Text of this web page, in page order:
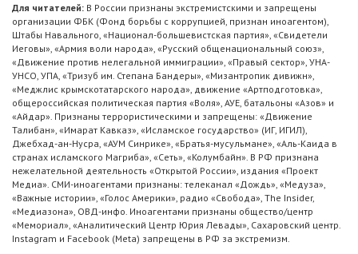
Для читателей: В России признаны экстремистскими и запрещены
организации ФБК (Фонд борьбы с коррупцией, признан иноагентом),
Штабы Навального, «Национал-большевистская партия», «Свидетели
Иеговы», «Армия воли народа», «Русский общенациональный союз»,
«Движение против нелегальной иммиграции», «Правый сектор», УНА-
УНСО, УПА, «Тризуб им. Степана Бандеры», «Мизантропик дивижн»,
«Меджлис крымскотатарского народа», движение «Артподготовка»,
общероссийская политическая партия «Воля», АУЕ, батальоны «Азов» и
«Айдар». Признаны террористическими и запрещены: «Движение
Талибан», «Имарат Кавказ», «Исламское государство» (ИГ, ИГИЛ),
Джебхад-ан-Нусра, «АУМ Синрике», «Братья-мусульмане», «Аль-Каида в
странах исламского Магриба», «Сеть», «Колумбайн». В РФ признана
нежелательной деятельность «Открытой России», издания «Проект
Медиа». СМИ-иноагентами признаны: телеканал «Дождь», «Медуза»,
«Важные истории», «Голос Америки», радио «Свобода», The Insider,
«Медиазона», ОВД-инфо. Иноагентами признаны общество/центр
«Мемориал», «Аналитический Центр Юрия Левады», Сахаровский центр.
Instagram и Facebook (Metа) запрещены в РФ за экстремизм.